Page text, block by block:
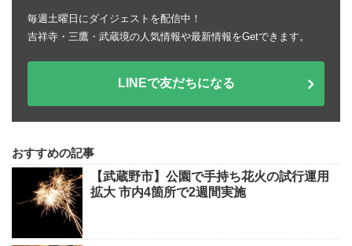
毎週土曜日にダイジェストを配信中！
吉祥寺・三鷹・武蔵境の人気情報や最新情報をGetできます。
LINEで友だちになる
おすすめの記事
【武蔵野市】公園で手持ち花火の試行運用
拡大 市内4箇所で2週間実施